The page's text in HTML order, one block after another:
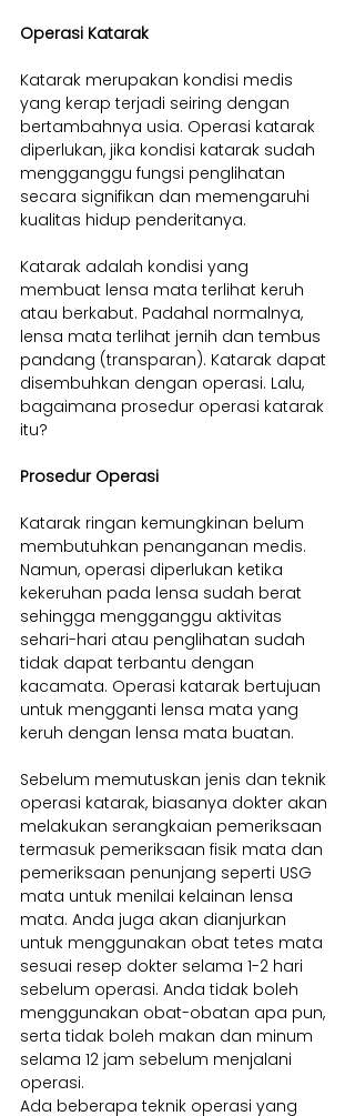
Operasi Katarak
Katarak merupakan kondisi medis
yang kerap terjadi seiring dengan
bertambahnya usia. Operasi katarak
diperlukan, jika kondisi katarak sudah
mengganggu fungsi penglihatan
secara signifikan dan memengaruhi
kualitas hidup penderitanya.
Katarak adalah kondisi yang
membuat lensa mata terlihat keruh
atau berkabut. Padahal normalnya,
lensa mata terlihat jernih dan tembus
pandang (transparan). Katarak dapat
disembuhkan dengan operasi. Lalu,
bagaimana prosedur operasi katarak
itu?
Prosedur Operasi
Katarak ringan kemungkinan belum
membutuhkan penanganan medis.
Namun, operasi diperlukan ketika
kekeruhan pada lensa sudah berat
sehingga mengganggu aktivitas
sehari-hari atau penglihatan sudah
tidak dapat terbantu dengan
kacamata. Operasi katarak bertujuan
untuk mengganti lensa mata yang
keruh dengan lensa mata buatan.
Sebelum memutuskan jenis dan teknik
operasi katarak, biasanya dokter akan
melakukan serangkaian pemeriksaan
termasuk pemeriksaan fisik mata dan
pemeriksaan penunjang seperti USG
mata untuk menilai kelainan lensa
mata. Anda juga akan dianjurkan
untuk menggunakan obat tetes mata
sesuai resep dokter selama 1-2 hari
sebelum operasi. Anda tidak boleh
menggunakan obat-obatan apa pun,
serta tidak boleh makan dan minum
selama 12 jam sebelum menjalani
operasi.
Ada beberapa teknik operasi yang